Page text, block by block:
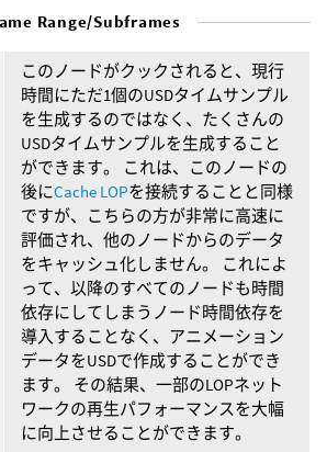
Range/Subframes
このノードがクックされると、現行
時間にただ1個のUSDタイムサンプル
を生成するのではなく、たくさんの
USDタイムサンプルを生成すること
ができます。 これは、このノードの
後にCache LOPを接続することと同様
ですが、こちらの方が非常に高速に
評価され、他のノードからのデータ
をキャッシュ化しません。 これによ
って、以降のすべてのノードも時間
依存にしてしまうノード時間依存を
導入することなく、アニメーション
データをUSDで作成することができ
ます。 その結果、一部のLOPネット
ワークの再生パフォーマンスを大幅
に向上させることができます。